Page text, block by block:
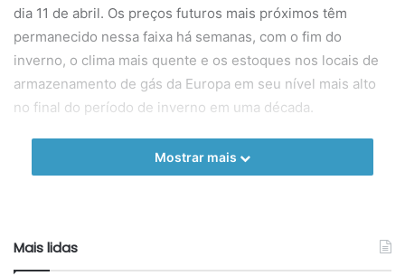
dia 11 de abril. Os preços futuros mais próximos têm
permanecido nessa faixa há semanas, com o fim do
inverno, o clima mais quente e os estoques nos locais de
armazenamento de gás da Europa em seu nível mais alto
no final do período de inverno em uma década.
No entanto, os contratos futuros de dezembro, a US$
63,31 (58 euros) por MWh no dia 11 de abril,
armazenamento europeu antes do próximo inverno e
Mostrar mais
Mais lidas